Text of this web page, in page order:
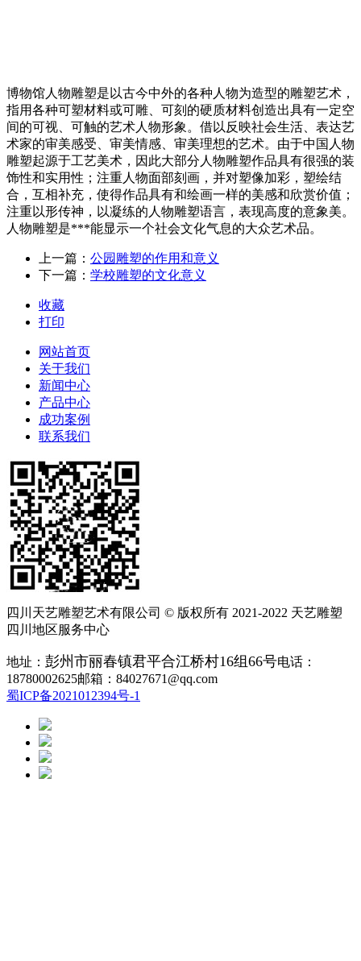
博物馆人物雕塑是以古今中外的各种人物为造型的雕塑艺术，
指用各种可塑材料或可雕、可刻的硬质材料创造出具有一定空
间的可视、可触的艺术人物形象。借以反映社会生活、表达艺
术家的审美感受、审美情感、审美理想的艺术。由于中国人物
雕塑起源于工艺美术，因此大部分人物雕塑作品具有很强的装
饰性和实用性；注重人物面部刻画，并对塑像加彩，塑绘结
合，互相补充，使得作品具有和绘画一样的美感和欣赏价值；
注重以形传神，以凝练的人物雕塑语言，表现高度的意象美。
人物雕塑是***能显示一个社会文化气息的大众艺术品。
上一篇： 公园雕塑的作用和意义
下一篇： 学校雕塑的文化意义
收藏
打印
网站首页
关于我们
新闻中心
产品中心
成功案例
联系我们
四川天艺雕塑艺术有限公司 © 版权所有 2021-2022 天艺雕塑
四川地区服务中心
地址： 彭州市丽春镇君平合江桥村16组66号电话：
18780002625邮箱：84027671@qq.com
蜀ICP备2021012394号-1